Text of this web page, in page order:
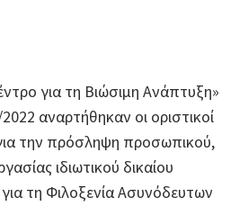
για τη Βιώσιμη Ανάπτυξη»
αναρτήθηκαν οι οριστικοί
την πρόσληψη προσωπικού,
ιδιωτικού δικαίου
τη Φιλοξενία Ασυνόδευτων